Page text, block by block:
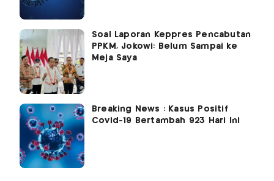
Soal Laporan Keppres Pencabutan
PPKM, Jokowi: Belum Sampai ke
Meja Saya
Breaking News : Kasus Positif
Covid-19 Bertambah 923 Hari Ini